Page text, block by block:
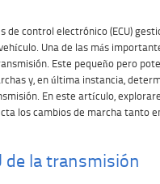
de control electrónico (ECU)
Una de las más
Este pequeño pero
y, en última instancia,
En este artículo,
los cambios de marcha tanto
de la transmisión